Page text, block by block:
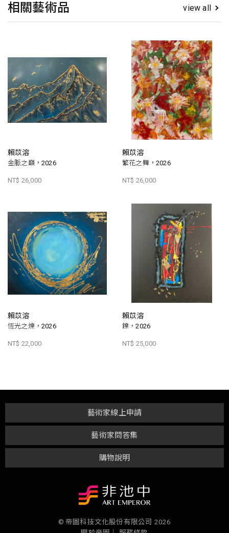
相關藝術品 view all
賴苡溶
金脈之巔，2026
NT$ 26,000
賴苡溶
繁花之舞，2026
NT$ 26,000
賴苡溶
恆光之爍，2026
NT$ 22,000
賴苡溶
鑠，2026
NT$ 25,000
購物說明
藝術家問答集
藝術家線上申請
© 帝圖科技文化股份有限公司 2026